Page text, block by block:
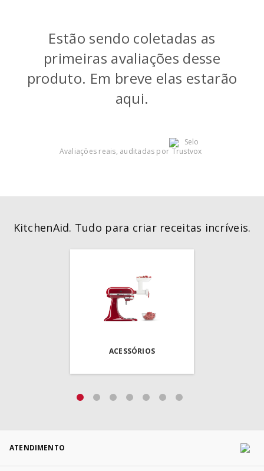
Estão sendo coletadas as
primeiras avaliações desse
produto. Em breve elas estarão
aqui.
Avaliações reais, auditadas por
KitchenAid. Tudo para criar receitas incríveis.
ACESSÓRIOS
ATENDIMENTO